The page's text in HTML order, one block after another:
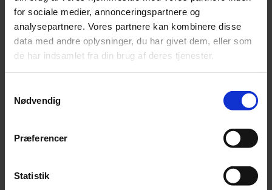
for sociale medier, annonceringspartnere og
analysepartnere. Vores partnere kan kombinere disse
data med andre oplysninger, du har givet dem, eller som
de har indsamlet fra din brug af deres tjenester.
Nødvendig
Præferencer
Statistik
Teknologisk Entreprenørskab – på tværs
af teknikken
Innovativ Produktions Region (InProReg)
inden for fremstilling gennem udvikling og
anvendelse af moderne